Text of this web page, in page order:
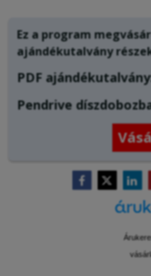
Ez a program
ajándékutalvány
PDF
Pendrive